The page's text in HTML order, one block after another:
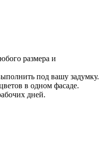
размера и
под вашу задумку.
в одном фасаде.
дней.